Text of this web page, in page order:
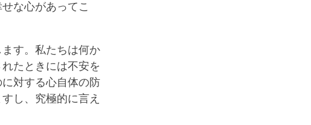
な心があってこ
す。私たちは何か
たときには不安を
対する心自体の防
し、究極的に言え